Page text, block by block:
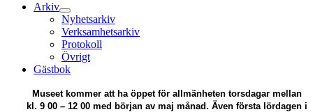
Arkiv
Nyhetsarkiv
Verksamhetsarkiv
Protokoll
Övrigt
Gästbok
Museet kommer att ha öppet för allmänheten torsdagar mellan
kl. 9 00 – 12 00 med början av maj månad. Även första lördagen i